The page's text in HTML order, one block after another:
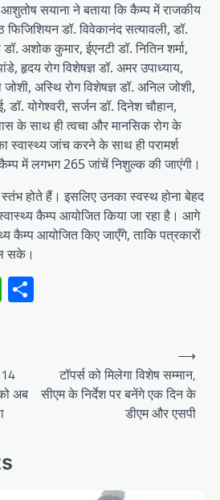
आशुतोष सयाना ने बताया कि कैम्प में राजकीय
डॉ. विवेकानंद सत्यावली, डॉ.
अशोक कुमार, ईएनटी डॉ. नितिन शर्मा,
हृदय रोग विशेषज्ञ डॉ. अमर उपाध्याय,
जोशी, अस्थि रोग विशेषज्ञ डॉ. अनिल जोशी,
डॉ. योगेश्वरी, सर्जन डॉ. दिनेश चौहान,
के साथ ही त्वचा और मानसिक रोग के
का स्वास्थ्य जांच करने के साथ ही परामर्श
में लगभग 265 जांचें निशुल्क की जाएंगी।
होते हैं। इसलिए उनका स्वस्थ होना बेहद
कैम्प आयोजित किया जा रहा है। आगे
कैम्प आयोजित किए जाएँगे, ताकि पत्रकारों
सके।
WhatsApp
अब
टॉपर्स को मिलेगा विशेष सम्मान,
सीएम के निर्देश पर बनेंगे एक दिन के
डीएम और एसपी
⟶